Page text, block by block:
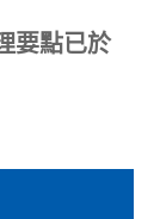
要點已於